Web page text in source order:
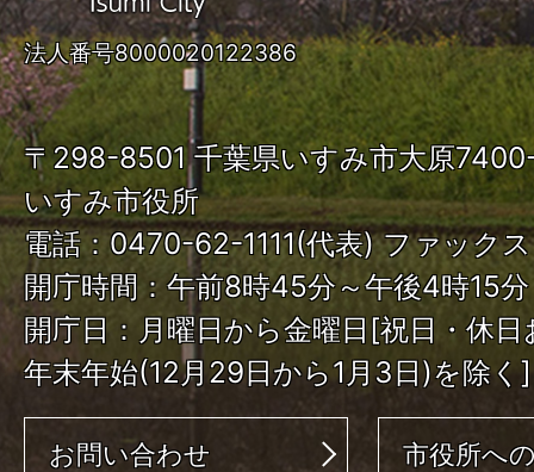
み
市
ISUMI
City
法人番号8000020122386
〒298-8501 千葉県いすみ市大原
いすみ市役所
電話：0470-62-1111(代表) ファック
開庁時間：午前8時45分～午後4時15分
開庁日：月曜日から金曜日[祝日・休日
年末年始(12月29日から1月3日)を除く]
お問い合わせ 市役所へ